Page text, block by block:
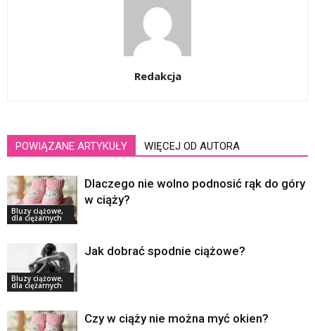
Redakcja
POWIĄZANE ARTYKUŁY WIĘCEJ OD AUTORA
Bluzy ciążowe,
dla ciężarnych
Dlaczego nie wolno podnosić rąk do góry
w ciąży?
Bluzy ciążowe,
dla ciężarnych
Jak dobrać spodnie ciążowe?
Czy w ciąży nie można myć okien?